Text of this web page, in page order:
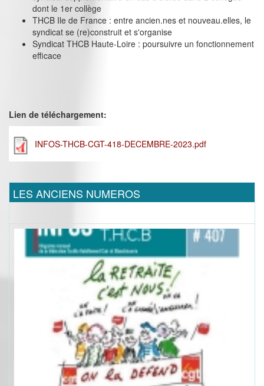
dont le 1er collège
THCB Ile de France : entre ancien.nes et nouveau.elles, le
syndicat se (re)construit et s'organise
Syndicat THCB Haute-Loire : poursuivre un fonctionnement
efficace
Lien de téléchargement:
INFOS-THCB-CGT-418-DECEMBRE-2023.pdf
LES ANCIENS NUMEROS